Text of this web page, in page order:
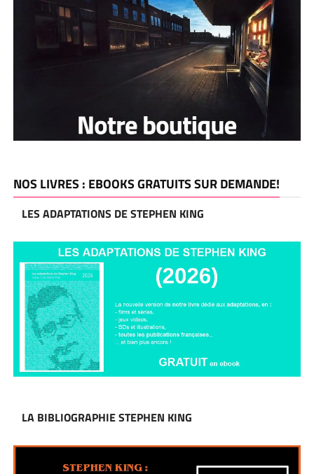
NOS LIVRES : EBOOKS GRATUITS SUR DEMANDE!
LES ADAPTATIONS DE STEPHEN KING
LA BIBLIOGRAPHIE STEPHEN KING